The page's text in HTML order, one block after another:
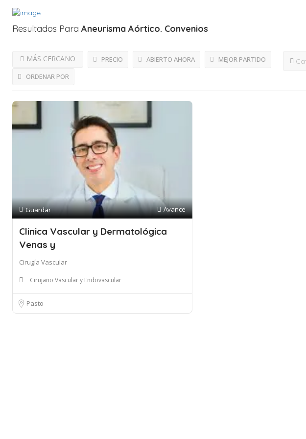
Resultados Para Aneurisma Aórtico. Convenios
PRECIO ABIERTO AHORA
MÁS CERCANO
MEJOR PARTIDO
ORDENAR POR
Guardar Avance
Clinica Vascular y Dermatológica
Venas y
Cirugía Vascular
Cirujano Vascular y Endovascular
Pasto